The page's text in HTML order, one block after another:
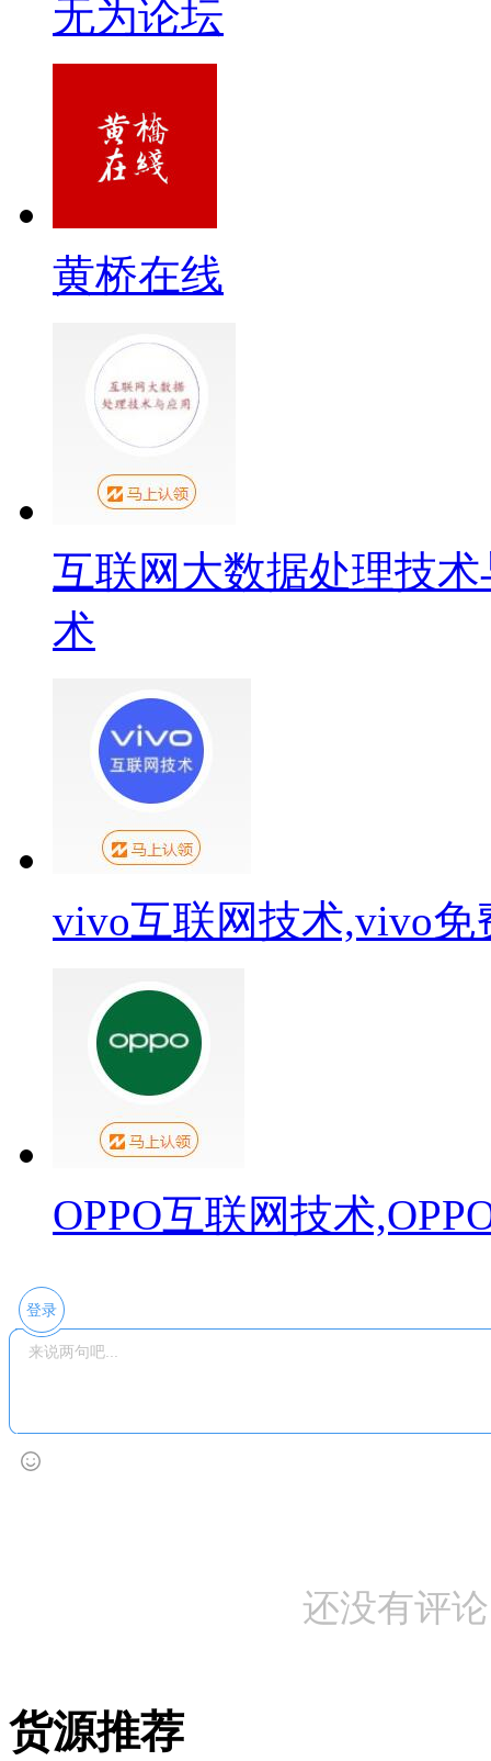
无为论坛
黄桥在线
互联网大数据处理技
术
vivo互联网技术,vivo免
OPPO互联网技术
登录
还没有评
货源推荐